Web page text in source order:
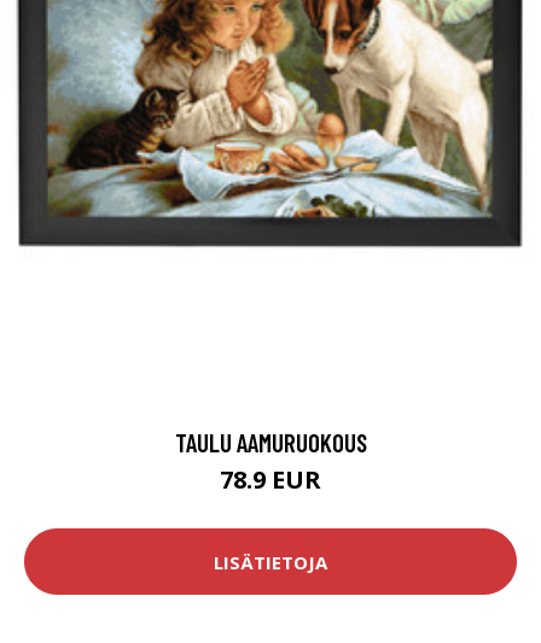
TAULU AAMURUOKOUS
78.9 EUR
LISÄTIETOJA